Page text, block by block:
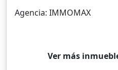
Agencia: IMMOMAX
Ver más